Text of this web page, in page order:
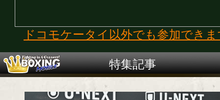
ドコモケータイ以外でも参加でき
特集記事